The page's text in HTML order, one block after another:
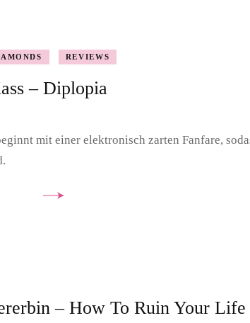
REVIEWS
– Diplopia
mit einer elektronisch zarten Fanfare,
– How To Ruin Your Life